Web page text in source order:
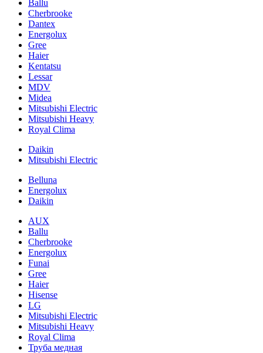
Ballu
Cherbrooke
Dantex
Energolux
Gree
Haier
Kentatsu
Lessar
MDV
Midea
Mitsubishi Electric
Mitsubishi Heavy
Royal Clima
Daikin
Mitsubishi Electric
Belluna
Energolux
Daikin
AUX
Ballu
Cherbrooke
Energolux
Funai
Gree
Haier
Hisense
LG
Mitsubishi Electric
Mitsubishi Heavy
Royal Clima
Труба медная